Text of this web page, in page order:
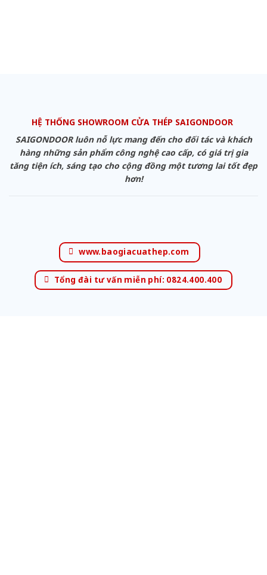
HỆ THỐNG SHOWROOM CỬA THÉP SAIGONDOOR
SAIGONDOOR luôn nỗ lực mang đến cho đối tác và khách
hàng những sản phẩm công nghệ cao cấp, có giá trị gia
tăng tiện ích, sáng tạo cho cộng đồng một tương lai tốt đẹp
hơn!
www.baogiacuathep.com
Tổng đài tư vấn miễn phí: 0824.400.400